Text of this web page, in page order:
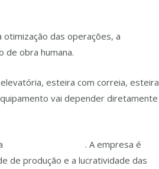
das operações, a
de obra humana.
esteira com correia, esteira
vai depender diretamente
. A empresa é
de produção e a lucratividade das